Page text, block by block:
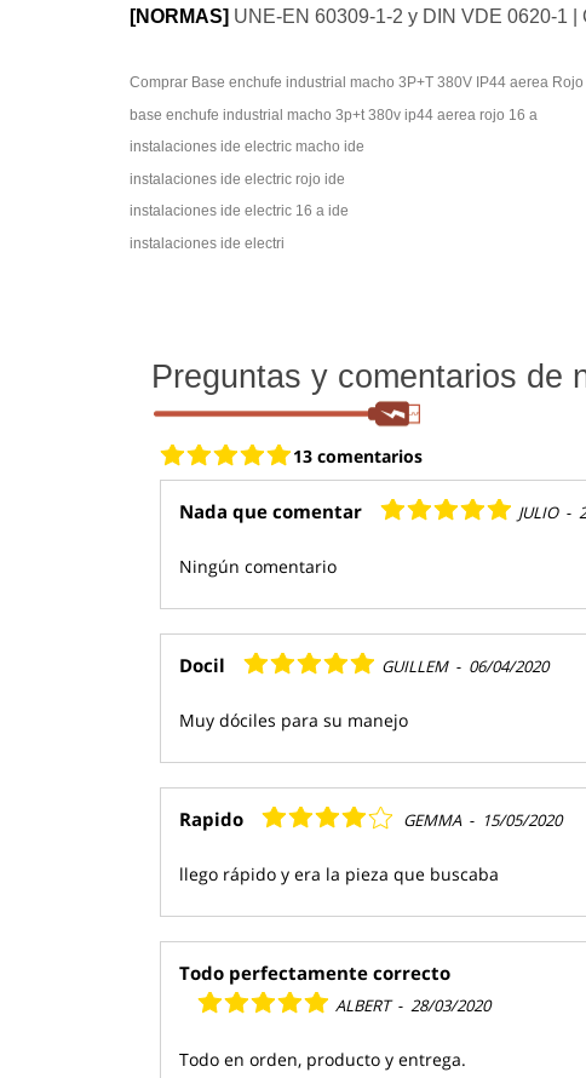
[NORMAS] UNE-EN 60309-1-2 y DIN VDE 0620-1
Comprar Base
base enchufe industrial macho 3p+t 380v ip44 aerea rojo 16 a
instalaciones ide electric macho ide
instalaciones ide electric rojo ide
instalaciones ide electric 16 a ide
instalaciones ide electri
Preguntas y comentarios de
13 comentarios
Nada que comentar JULIO -
Ningún comentario
Docil GUILLEM - 06/04/2020
Muy dóciles para su manejo
Rapido GEMMA - 15/05/2020
llego rápido y era la pieza que buscaba
Todo perfectamente correcto
ALBERT - 28/03/2020
Todo en orden, producto y entrega.